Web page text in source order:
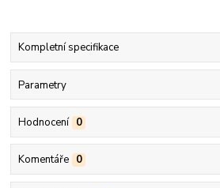
Kompletní specifikace
Parametry
Hodnocení 0
Komentáře 0